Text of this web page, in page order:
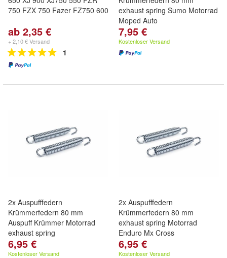
750 FZX 750 Fazer FZ750 600
ab 2,35 €
+ 2,10 € Versand
1
exhaust spring Sumo Motorrad
Moped Auto
7,95 €
Kostenloser Versand
2x Auspufffedern
Krümmerfedern 80 mm
Auspuff Krümmer Motorrad
exhaust spring
6,95 €
Kostenloser Versand
2x Auspufffedern
Krümmerfedern 80 mm
exhaust spring Motorrad
Enduro Mx Cross
6,95 €
Kostenloser Versand